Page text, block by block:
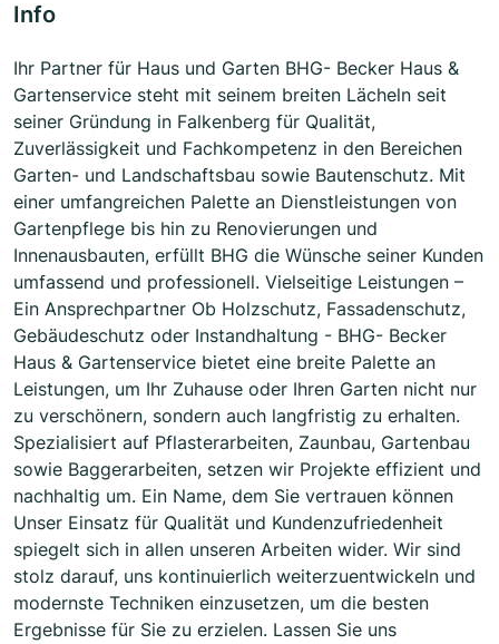
Info
Ihr Partner für Haus und Garten BHG- Becker Haus &
Gartenservice steht mit seinem breiten Lächeln seit
seiner Gründung in Falkenberg für Qualität,
Zuverlässigkeit und Fachkompetenz in den Bereichen
Garten- und Landschaftsbau sowie Bautenschutz. Mit
einer umfangreichen Palette an Dienstleistungen von
Gartenpflege bis hin zu Renovierungen und
Innenausbauten, erfüllt BHG die Wünsche seiner Kunden
umfassend und professionell. Vielseitige Leistungen –
Ein Ansprechpartner Ob Holzschutz, Fassadenschutz,
Gebäudeschutz oder Instandhaltung - BHG- Becker
Haus & Gartenservice bietet eine breite Palette an
Leistungen, um Ihr Zuhause oder Ihren Garten nicht nur
zu verschönern, sondern auch langfristig zu erhalten.
Spezialisiert auf Pflasterarbeiten, Zaunbau, Gartenbau
sowie Baggerarbeiten, setzen wir Projekte effizient und
nachhaltig um. Ein Name, dem Sie vertrauen können
Unser Einsatz für Qualität und Kundenzufriedenheit
spiegelt sich in allen unseren Arbeiten wider. Wir sind
stolz darauf, uns kontinuierlich weiterzuentwickeln und
modernste Techniken einzusetzen, um die besten
Ergebnisse für Sie zu erzielen. Lassen Sie uns